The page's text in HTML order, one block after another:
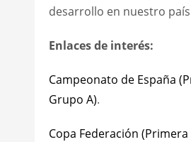
desarrollo en nuestro
Enlaces de interés:
Campeonato de España
Grupo A).
Copa Federación